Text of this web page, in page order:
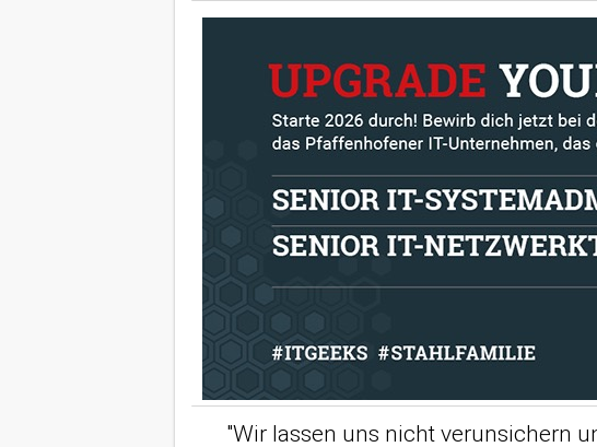
"Wir lassen uns nicht verunsichern